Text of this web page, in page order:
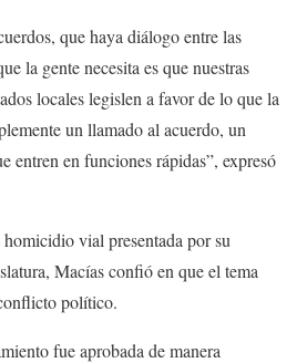
que haya diálogo entre las
la gente necesita es que nuestras
locales legislen a favor de lo que la
un llamado al acuerdo, un
entren en funciones rápidas”, expresó
vial presentada por su
Macías confió en que el tema
político.
fue aprobada de manera